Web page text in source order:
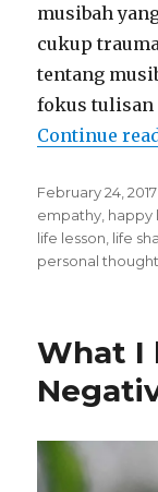
musibah
cukup
tentang
fokus
Continue
Posted
on
February 24, 2017
empathy happy
life lesson life
personal thought
What I